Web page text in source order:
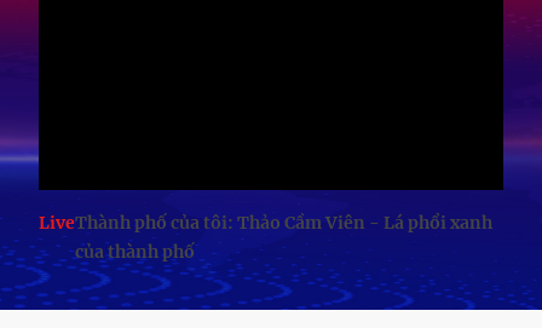
LiveThành phố của tôi: Thảo Cầm Viên - Lá phổi xanh
của thành phố